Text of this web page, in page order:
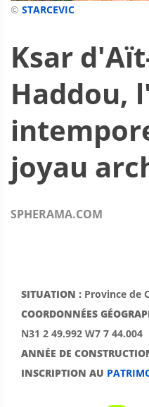
© STARCEVIC
Ksar
Haddou,
joyau
SPHERAMA.COM
SITUATION : Province de
COORDONNÉES
N31 2 49.992 W7 7 44.004
ANNÉE DE
INSCRIPTION AU